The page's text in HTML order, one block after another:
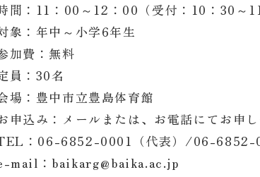
間：11：00～12：00（受付：10：30～
象：年中～小学6年生
加費：無料
員：30名
場：豊中市立豊島体育館
申込み：メールまたは、お電話にてお申し
：06-6852-0001（代表）/06-6852-
mail：baikarg@baika.ac.jp